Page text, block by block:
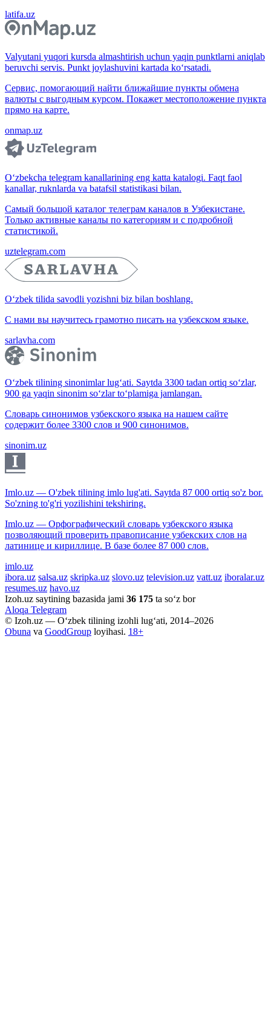
latifa.uz
Valyutani yuqori kursda almashtirish uchun yaqin punktlarni aniqlab
beruvchi servis. Punkt joylashuvini kartada ko‘rsatadi.
Сервис, помогающий найти ближайшие пункты обмена
валюты с выгодным курсом. Покажет местоположение пункта
прямо на карте.
onmap.uz
O‘zbekcha telegram kanallarining eng katta katalogi. Faqt faol
kanallar, ruknlarda va batafsil statistikasi bilan.
Самый большой каталог телеграм каналов в Узбекистане.
Только активные каналы по категориям и с подробной
статистикой.
uztelegram.com
O‘zbek tilida savodli yozishni biz bilan boshlang.
С нами вы научитесь грамотно писать на узбекском языке.
sarlavha.com
O‘zbek tilining sinonimlar lug‘ati. Saytda 3300 tadan ortiq so‘zlar,
900 ga yaqin sinonim so‘zlar to‘plamiga jamlangan.
Словарь синонимов узбекского языка на нашем сайте
содержит более 3300 слов и 900 синонимов.
sinonim.uz
Imlo.uz — O'zbek tilining imlo lug'ati. Saytda 87 000 ortiq so'z bor.
So'zning to'g'ri yozilishini tekshiring.
Imlo.uz — Орфографический словарь узбекского языка
позволяющий проверить правописание узбекских слов на
латинице и кириллице. В базе более 87 000 слов.
imlo.uz
ibora.uz salsa.uz skripka.uz slovo.uz television.uz vatt.uz iboralar.uz
resumes.uz havo.uz
Izoh.uz saytining bazasida jami 36 175 ta so‘z bor
Aloqa Telegram
© Izoh.uz — O‘zbek tilining izohli lug‘ati, 2014–2026
Obuna va GoodGroup loyihasi. 18+